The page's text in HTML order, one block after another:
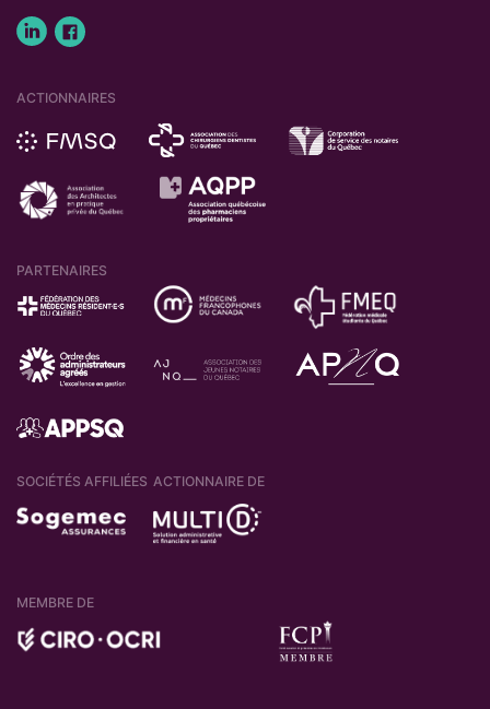
ACTIONNAIRES
PARTENAIRES
SOCIÉTÉS AFFILIÉES ACTIONNAIRE DE
MEMBRE DE